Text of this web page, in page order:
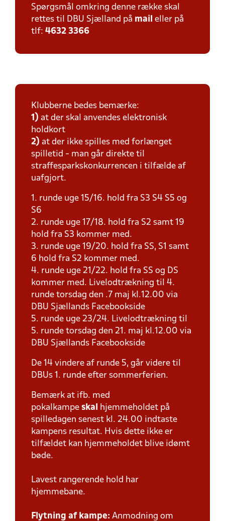
Spørgsmål omkring denne række skal
rettes til DBU Sjælland på mail eller på
tlf: 4632 3366
Klubberne bedes bemærke:
1) at der skal anvendes elektronisk
holdkort
2) at der ikke spilles med forlænget
spilletid - man går direkte til
straffesparkskonkurrencen i tilfælde af
uafgjort.
1. runde uge 15/16. hold fra S3 S4 S5 og
S6
2. runde uge 17/18. hold fra S2 samt 19
hold fra S3 kommer med.
3. runde uge 19/20. hold fra SS, S1 samt
6 hold fra S2 kommer med.
4. runde uge 21/22. hold fra SS og DS
kommer med. Livelodtrækning til 4.
runde torsdag den .7 maj kl.12.00 via
DBU Sjællands Facebookside
5. runde uge 23/24. Livelodtrækning til
5. runde torsdag den 21. maj kl.12.00 via
DBU Sjællands Facebookside
De 14 vindere af runde 5, går videre til
DBUs 1. runde efter sommerferien.
Bemærk at ifb. med
pokalkampe skal
hjemmeholdet på
spilledagen senest kl. 24.00 indtaste
kampens resultat. Hvis dette ikke er
tilfældet kan hjemmeholdet blive idømt
bøde.
Lavest rangerende hold har
hjemmebane.
Flytning af kampe: Anmodning om